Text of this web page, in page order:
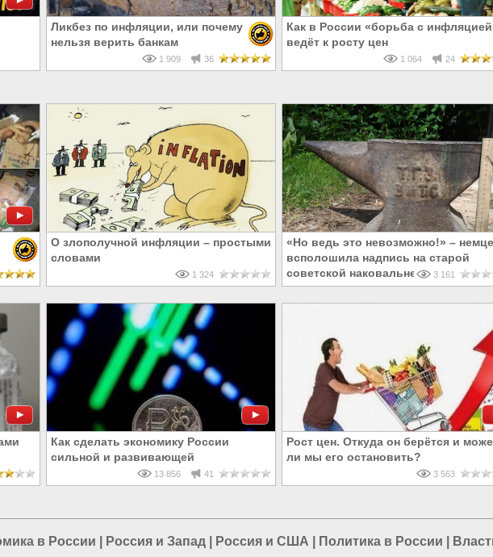
Ликбез по инфляции, или почему
нельзя верить банкам
1 909 36
Как в России «борьба с
ведёт к росту цен
1 064 24
О злополучной инфляции – простыми
словами
1 324
«Но ведь это невозможно!» –
всполошила надпись на старой
советской наковальне
3 161
Как сделать экономику России
сильной и развивающей
13 856 41
Рост цен. Откуда он берётся и
ли мы его остановить?
3 563
в России Россия и Запад Россия и США Политика в России